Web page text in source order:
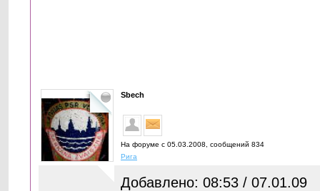
Sbech
На форуме с 05.03.2008, cообщений 834
Рига
Добавлено: 08:53 / 07.01.09